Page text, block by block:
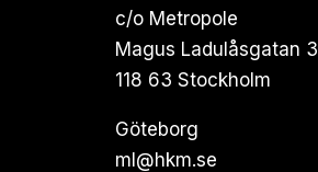
c/o Metropole
Magus Ladulåsgatan 3
118 63 Stockholm
Göteborg
ml@hkm.se